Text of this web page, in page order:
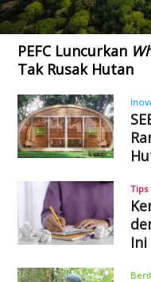
PEFC Luncurkan
Tak Rusak Hutan
Tips
Ini